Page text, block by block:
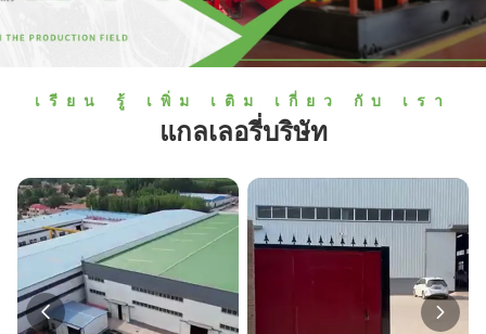
เรียน รู้ เพิ่ม เติม เกี่ยว กับ เรา
แกลเลอรี่บริษัท